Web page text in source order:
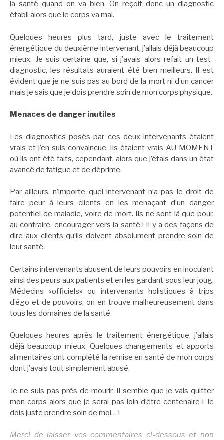
la santé quand on va bien. On reçoit donc un diagnostic
établi alors que le corps va mal.
Quelques heures plus tard, juste avec le traitement
énergétique du deuxième intervenant, j’allais déjà beaucoup
mieux. Je suis certaine que, si j’avais alors refait un test-
diagnostic, les résultats auraient été bien meilleurs. Il est
évident que je ne suis pas au bord de la mort ni d’un cancer
mais je sais que je dois prendre soin de mon corps physique.
Menaces de danger inutiles
Les diagnostics posés par ces deux intervenants étaient
vrais et j’en suis convaincue. Ils étaient vrais AU MOMENT
où ils ont été faits, cependant, alors que j’étais dans un état
avancé de fatigue et de déprime.
Par ailleurs, n’importe quel intervenant n’a pas le droit de
faire peur à leurs clients en les menaçant d’un danger
potentiel de maladie, voire de mort. Ils ne sont là que pour,
au contraire, encourager vers la santé ! Il y a des façons de
dire aux clients qu’ils doivent absolument prendre soin de
leur santé.
Certains intervenants abusent de leurs pouvoirs en inoculant
ainsi des peurs aux patients et en les gardant sous leur joug.
Médecins «officiels» ou intervenants holistiques à trips
d’égo et de pouvoirs, on en trouve malheureusement dans
tous les domaines de la santé.
Quelques heures après le traitement énergétique, j’allais
déjà beaucoup mieux. Quelques changements et apports
alimentaires ont complété la remise en santé de mon corps
dont j’avais tout simplement abusé.
Je ne suis pas près de mourir. Il semble que je vais quitter
mon corps alors que je serai pas loin d’être centenaire ! Je
dois juste prendre soin de moi… !
Merci de laisser vos commentaires ci-dessous et non